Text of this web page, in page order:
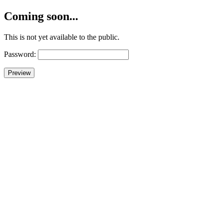
Coming soon...
This is not yet available to the public.
Password: